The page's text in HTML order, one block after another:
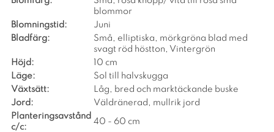
blommor
Blomningstid:
Juni
Bladfärg:
Små, elliptiska, mörkgröna blad med
svagt röd höstton, Vintergrön
Höjd:
10 cm
Läge:
Sol till halvskugga
Växtsätt:
Låg, bred och marktäckande buske
Jord:
Väldränerad, mullrik jord
Planteringsavstånd
c/c:
40 - 60 cm